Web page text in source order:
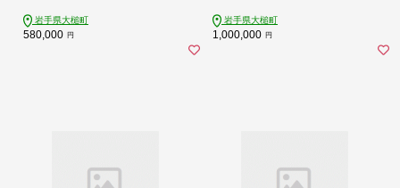
岩手県大槌町
580,000 円
岩手県大槌町
1,000,000 円